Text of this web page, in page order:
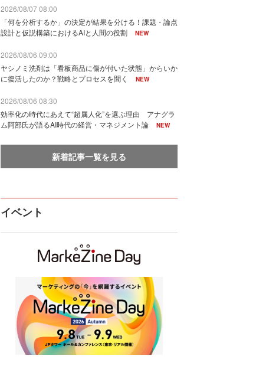
2026/08/07 08:00
「何を分析するか」の決定が結果を分ける！課題・論点
設計と仮説構築におけるAIと人間の役割
NEW
2026/08/06 09:00
ヤシノミ洗剤は「看板商品に傷が付いた状態」からいか
に復活したのか？戦略とプロセスを聞く
NEW
2026/08/06 08:30
効率化の時代にあえて“超属人化”を選ぶ理由 アナグラ
ム阿部氏が語るAI時代の経営・マネジメント論
NEW
新着記事一覧を見る
イベント